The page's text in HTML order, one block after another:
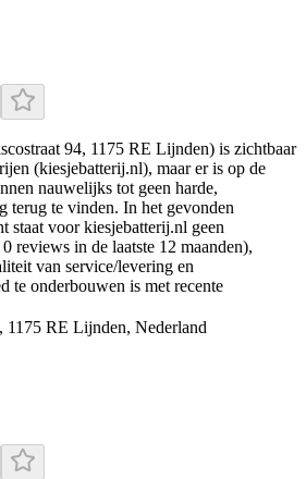
94, 1175 RE Lijnden) is zichtbaar
(kiesjebatterij.nl), maar er is op de
nauwelijks tot geen harde,
terug te vinden. In het gevonden
staat voor kiesjebatterij.nl geen
reviews in de laatste 12 maanden),
van service/levering en
te onderbouwen is met recente
1175 RE Lijnden, Nederland